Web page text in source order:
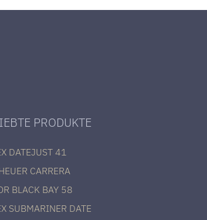
PRODUKTE
DATEJUST 41
CARRERA
BLACK BAY 58
SUBMARINER DATE